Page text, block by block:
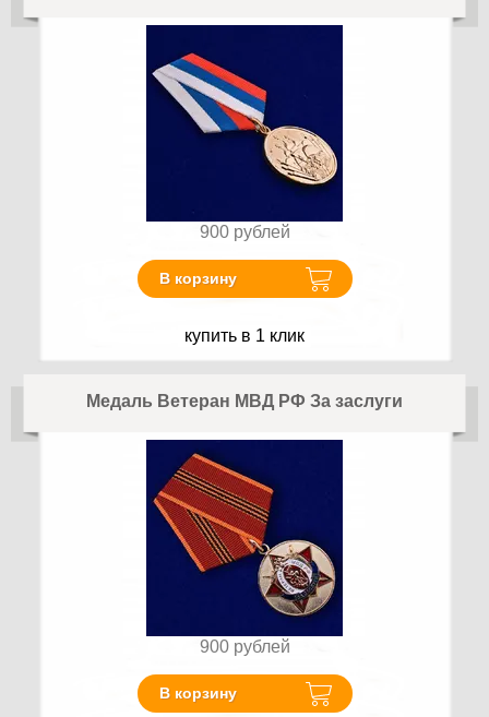
900 рублей
В корзину
купить в 1 клик
Медаль Ветеран МВД РФ За заслуги
900 рублей
В корзину